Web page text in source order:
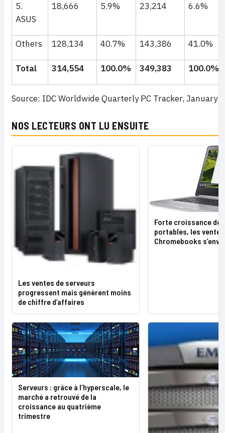
5.
ASUS
18,666 5.9% 23,214 6.6%
Others 128,134 40.7% 143,386 41.0%
Total 314,554 100.0% 349,383 100.0%
Source: IDC Worldwide Quarterly PC Tracker, January
NOS LECTEURS ONT LU ENSUITE
Les ventes de serveurs
progressent mais génèrent moins
de chiffre d’affaires
Forte croissance
portables, les
Chromebooks
Serveurs : grâce à l’hyperscale, le
marché a retrouvé de la
croissance au quatrième
trimestre